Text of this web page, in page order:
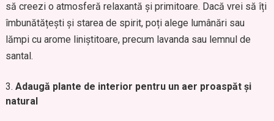
să creezi o atmosferă relaxantă și primitoare. Dacă vrei să îți
îmbunătățești și starea de spirit, poți alege lumânări sau
lămpi cu arome liniștitoare, precum lavanda sau lemnul de
santal.
Adaugă plante de interior pentru un aer proaspăt și
natural